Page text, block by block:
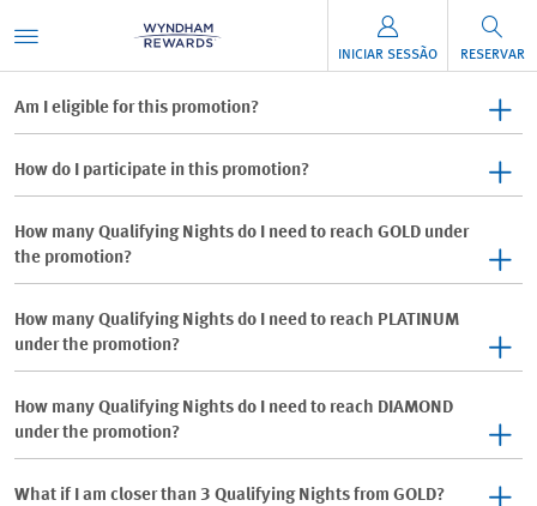
INICIAR SESSÃO RESERVAR
Am I eligible for this promotion?
How do I participate in this promotion?
How many Qualifying Nights do I need to reach GOLD under
the promotion?
How many Qualifying Nights do I need to reach PLATINUM
under the promotion?
How many Qualifying Nights do I need to reach DIAMOND
under the promotion?
What if I am closer than 3 Qualifying Nights from GOLD?